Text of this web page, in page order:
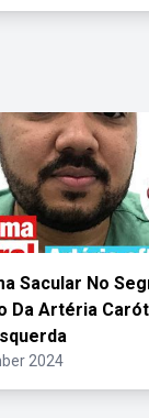
Sacular No
Da Artéria
2024